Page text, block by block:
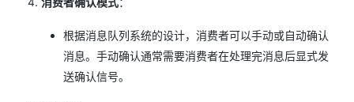
根据消息队列系统的设计，消费者可以手动或自动确认
消息。手动确认通常需要消费者在处理完消息后显式发
送确认信号。